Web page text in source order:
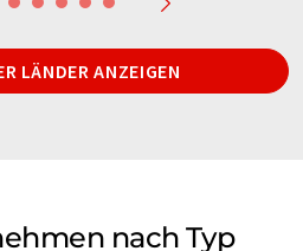
LÄNDER ANZEIGEN
nach Typ